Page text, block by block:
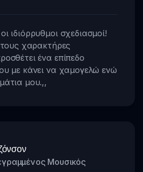
ιδιόρρυθμοι σχεδιασμοί!
τους χαρακτήρες
ένα επίπεδο
με κάνει να χαμογελώ ενώ
μου.,,
Μουσικός